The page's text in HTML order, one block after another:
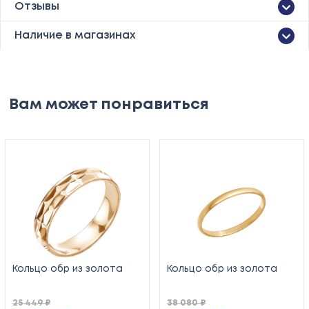
Отзывы
Наличие в магазинах
Вам может понравиться
Кольцо обр из золота
25 449 ₽
Кольцо обр из золота
38 080 ₽